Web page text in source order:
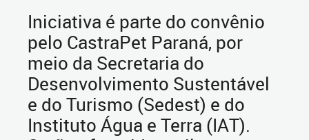
Iniciativa é parte do convênio
pelo CastraPet Paraná, por
meio da Secretaria do
Desenvolvimento Sustentável
e do Turismo (Sedest) e do
Instituto Água e Terra (IAT).